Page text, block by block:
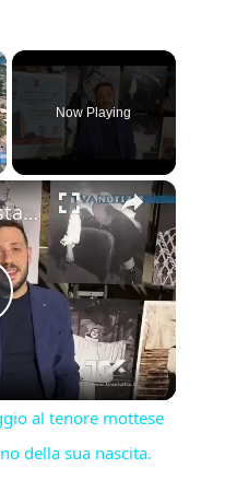
Now Playing
×
Motta Sant'Anastasia. L'omaggio al tenore mottese Giuseppe Di Stefano nel giorno della sua nascita.
al tenore mottese
della sua nascita.